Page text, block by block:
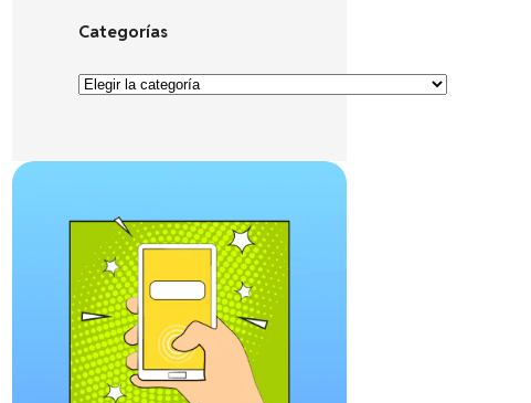
Categorías